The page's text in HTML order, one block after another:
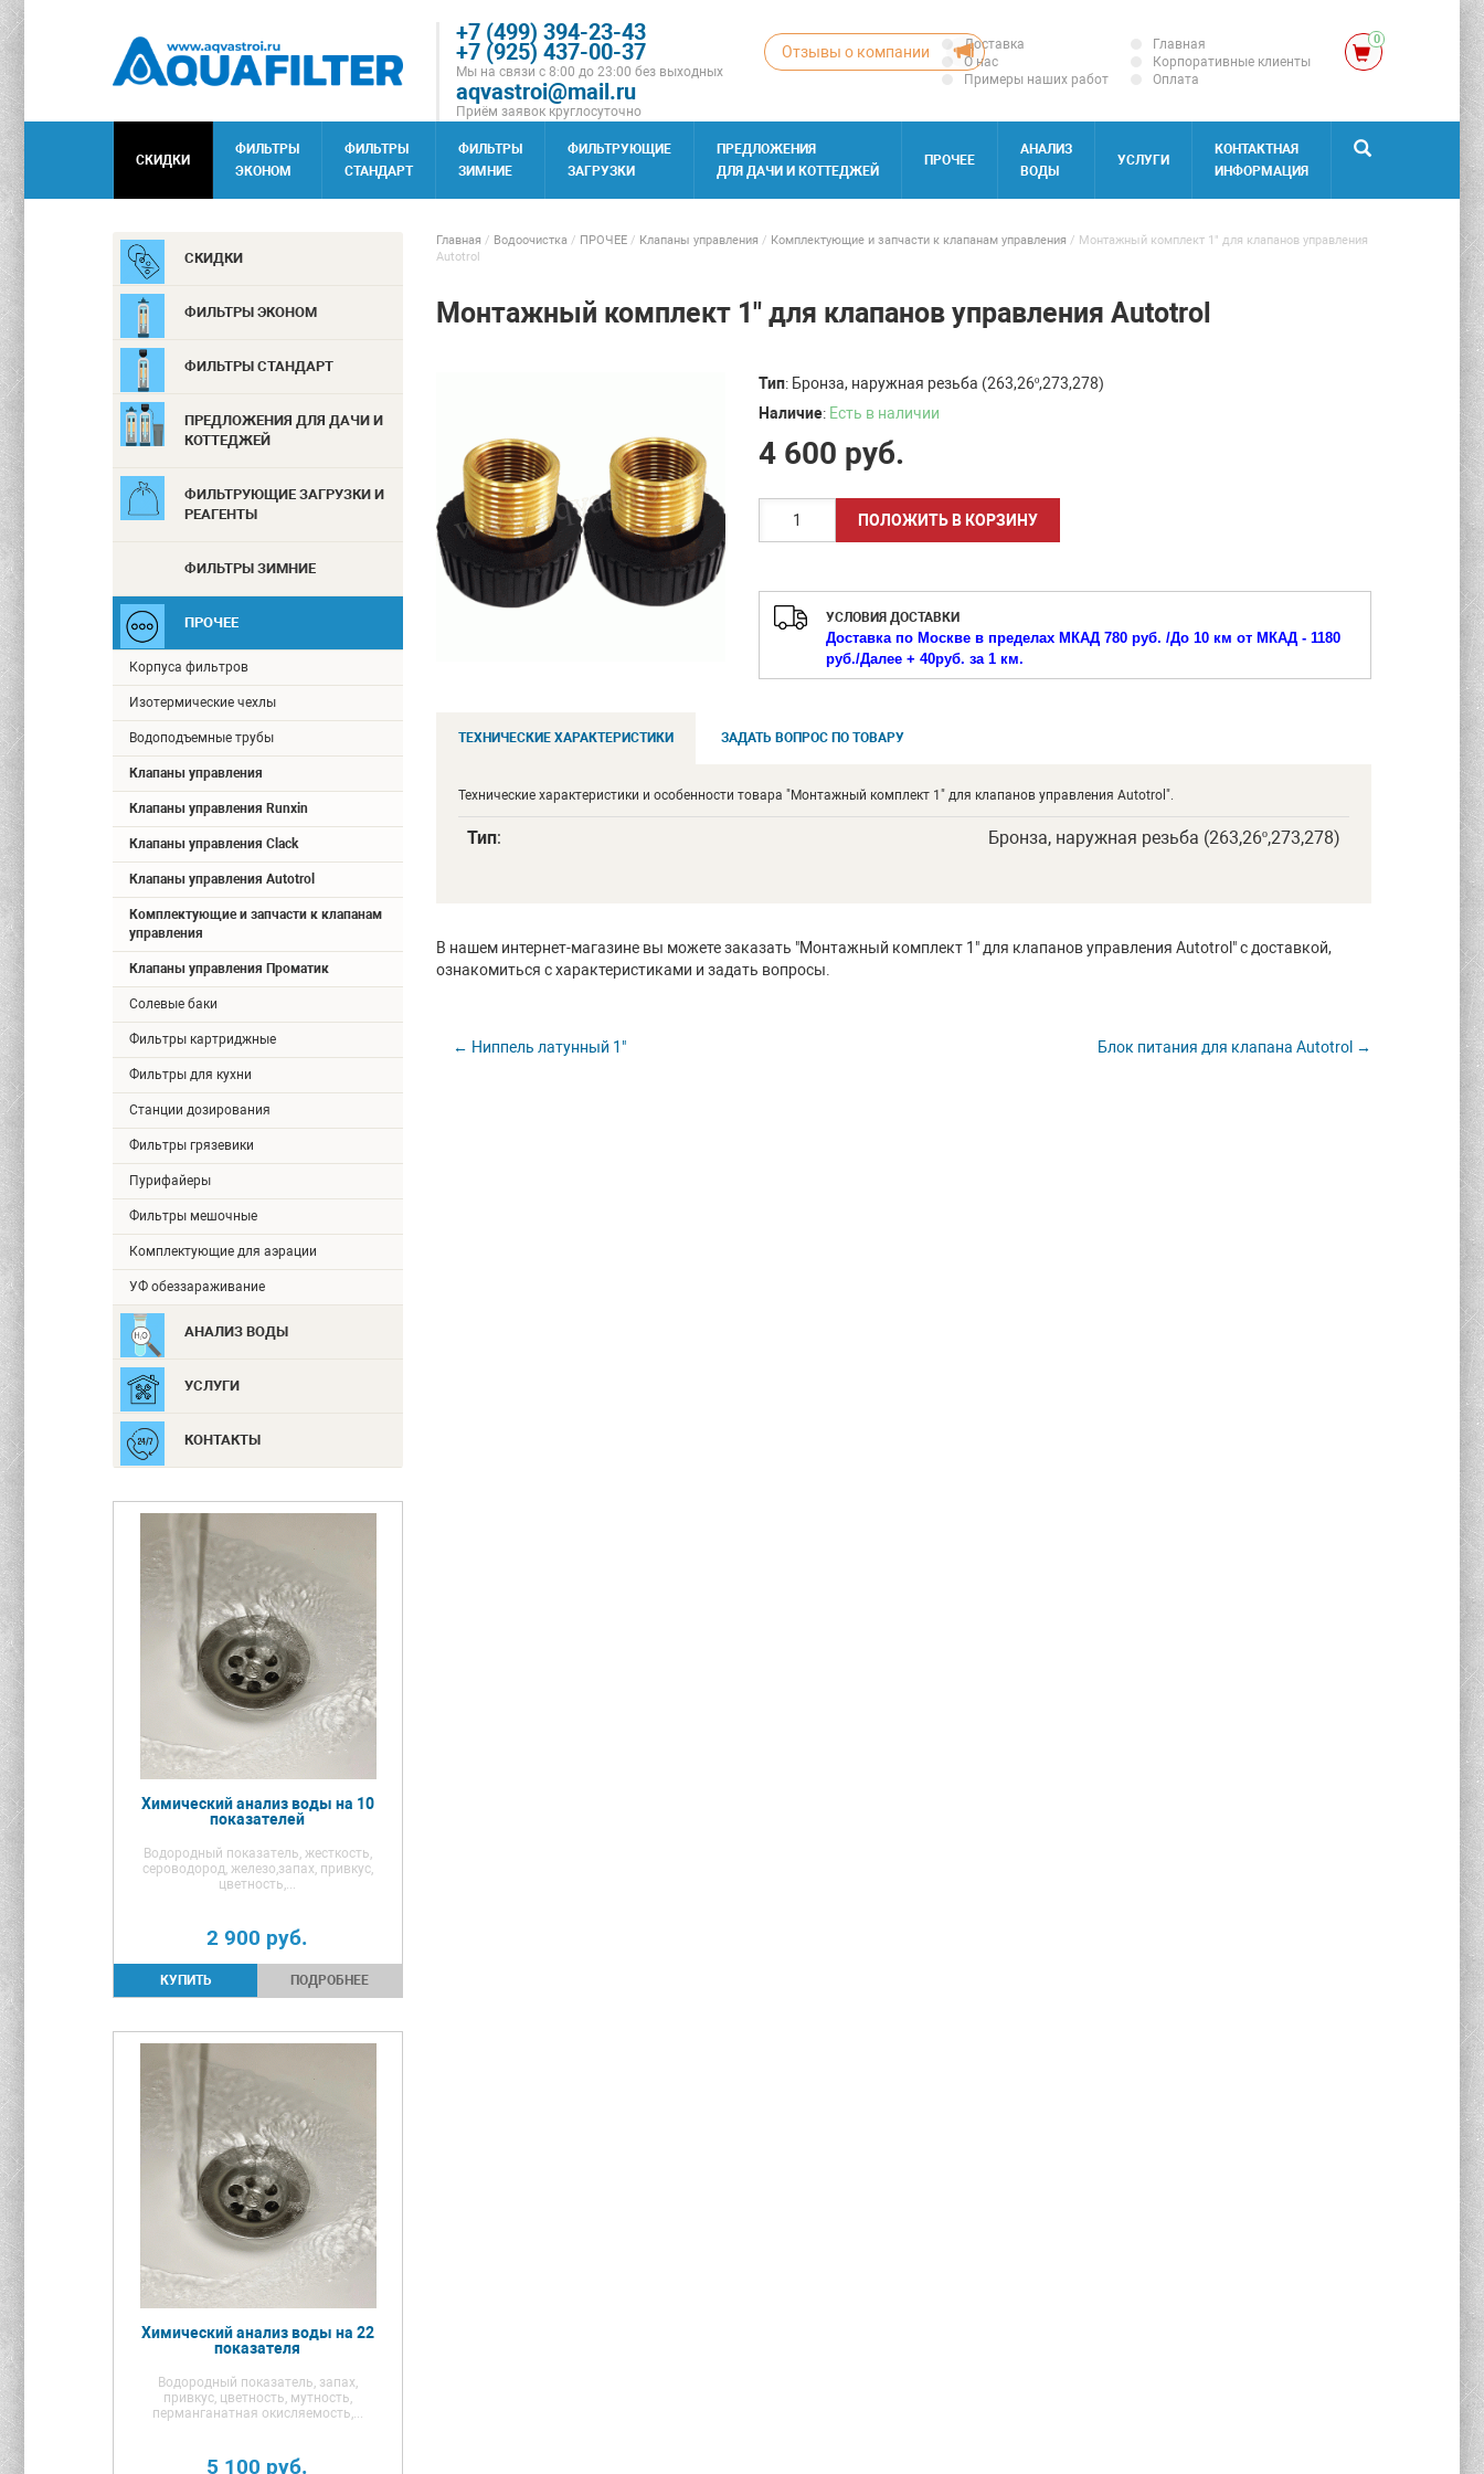
Отзывы о компании
+7 (499) 394-23-43
+7 (925) 437-00-37
Мы на связи с 8:00 до 23:00 без выходных
aqvastroi@mail.ru
Приём заявок круглосуточно
Доставка
О нас
Примеры наших работ
Главная
Корпоративные клиенты
Оплата
0
СКИДКИ
ФИЛЬТРЫ
ЭКОНОМ
ФИЛЬТРЫ
СТАНДАРТ
ФИЛЬТРЫ
ЗИМНИЕ
ФИЛЬТРУЮЩИЕ
ЗАГРУЗКИ
ПРЕДЛОЖЕНИЯ
ДЛЯ ДАЧИ И КОТТЕДЖЕЙ
ПРОЧЕЕ
АНАЛИЗ
ВОДЫ
УСЛУГИ
КОНТАКТНАЯ
ИНФОРМАЦИЯ
СКИДКИ
ФИЛЬТРЫ ЭКОНОМ
ФИЛЬТРЫ СТАНДАРТ
ПРЕДЛОЖЕНИЯ ДЛЯ ДАЧИ И
КОТТЕДЖЕЙ
ФИЛЬТРУЮЩИЕ ЗАГРУЗКИ И
РЕАГЕНТЫ
ФИЛЬТРЫ ЗИМНИЕ
ПРОЧЕЕ
Корпуса фильтров
Изотермические чехлы
Водоподъемные трубы
Клапаны управления
Клапаны управления Runxin
Клапаны управления Clack
Клапаны управления Autotrol
Комплектующие и запчасти к клапанам
управления
Клапаны управления Проматик
Солевые баки
Фильтры картриджные
Фильтры для кухни
Станции дозирования
Фильтры грязевики
Пурифайеры
Фильтры мешочные
Комплектующие для аэрации
УФ обеззараживание
АНАЛИЗ ВОДЫ
УСЛУГИ
КОНТАКТЫ
Химический анализ воды на 10
показателей
Водородный показатель, жесткость,
сероводород, железо,запах, привкус,
цветность,...
2 900 руб.
ПОДРОБНЕЕ
Химический анализ воды на 22
показателя
Водородный показатель, запах,
привкус, цветность, мутность,
перманганатная окисляемость,...
5 100 руб.
Главная / Водоочистка/ ПРОЧЕЕ/ Клапаны управления / Комплектующие и запчасти к клапанам управления / Монтажный комплект 1" для клапанов управления
Autotrol
Монтажный комплект 1" для клапанов управления Autotrol
Тип: Бронза, наружная резьба (263,26º,273,278)
Наличие: Есть в наличии
4 600 руб.
УСЛОВИЯ ДОСТАВКИ
Доставка по Москве в пределах МКАД 780 руб. /До 10 км от МКАД - 1180
руб./Далее + 40руб. за 1 км.
ТЕХНИЧЕСКИЕ ХАРАКТЕРИСТИКИ ЗАДАТЬ ВОПРОС ПО ТОВАРУ
Технические характеристики и особенности товара "Монтажный комплект 1" для клапанов управления Autotrol".
Тип: Бронза, наружная резьба (263,26º,273,278)
В нашем интернет-магазине вы можете заказать "Монтажный комплект 1" для клапанов управления Autotrol" с доставкой,
ознакомиться с характеристиками и задать вопросы.
← Ниппель латунный 1" Блок питания для клапана Autotrol →